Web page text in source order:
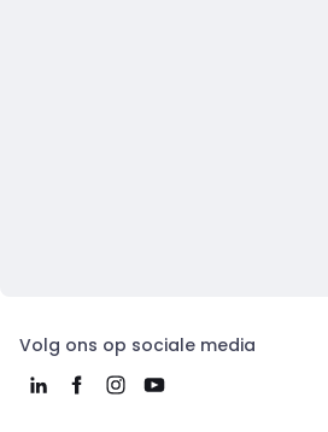
Volg ons op sociale media